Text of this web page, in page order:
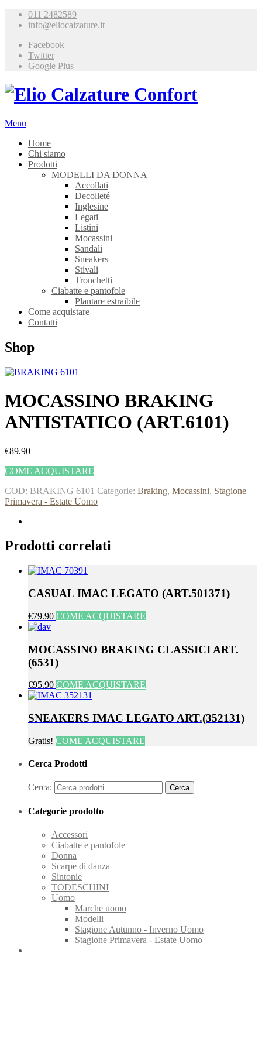
011 2482589
info@eliocalzature.it
Facebook
Twitter
Google Plus
Menu
Home
Chi siamo
Prodotti
MODELLI DA DONNA
Accollati
Decolleté
Inglesine
Legati
Listini
Mocassini
Sandali
Sneakers
Stivali
Tronchetti
Ciabatte e pantofole
Plantare estraibile
Come acquistare
Contatti
Shop
MOCASSINO BRAKING
ANTISTATICO (ART.6101)
€89.90
COME ACQUISTARE
COD: BRAKING 6101 Categorie: Braking, Mocassini, Stagione
Primavera - Estate Uomo
Prodotti correlati
CASUAL IMAC LEGATO (ART.501371)
€79.90 COME ACQUISTARE
MOCASSINO BRAKING CLASSICI ART.
(6531)
€95.90 COME ACQUISTARE
SNEAKERS IMAC LEGATO ART.(352131)
Gratis! COME ACQUISTARE
Cerca Prodotti
Cerca:
Categorie prodotto
Accessori
Ciabatte e pantofole
Donna
Scarpe di danza
Sintonie
TODESCHINI
Uomo
Marche uomo
Modelli
Stagione Autunno - Inverno Uomo
Stagione Primavera - Estate Uomo